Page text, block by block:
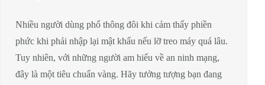
Nhiều người dùng phổ thông đôi khi cảm thấy phiền
phức khi phải nhập lại mật khẩu nếu lỡ treo máy quá lâu.
Tuy nhiên, với những người am hiểu về an ninh mạng,
đây là một tiêu chuẩn vàng. Hãy tưởng tượng bạn đang